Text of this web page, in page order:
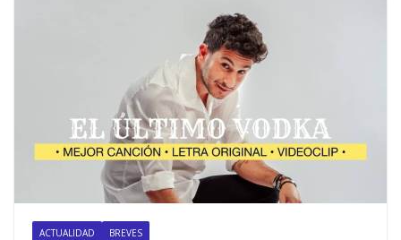
ACTUALIDAD BREVES